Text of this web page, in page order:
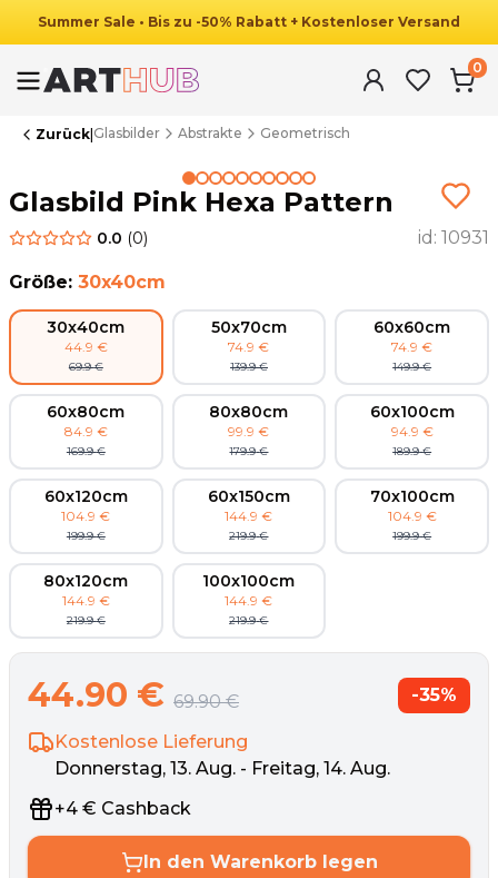
Summer Sale • Bis zu -50% Rabatt + Kostenloser Versand
0
Zurück Glasbilder Abstrakte Geometrisch
Glasbild Pink Hexa Pattern
0.0 (0) id: 10931
Größe: 30x40cm
30x40cm
44.9 €
69.9 €
50x70cm
74.9 €
139.9 €
60x60cm
74.9 €
149.9 €
60x80cm
84.9 €
169.9 €
80x80cm
99.9 €
179.9 €
60x100cm
94.9 €
189.9 €
60x120cm
104.9 €
199.9 €
60x150cm
144.9 €
219.9 €
70x100cm
104.9 €
199.9 €
80x120cm
144.9 €
219.9 €
100x100cm
144.9 €
219.9 €
44.90 € 69.90 € -35%
Kostenlose Lieferung
Donnerstag, 13. Aug. - Freitag, 14. Aug.
+4 € Cashback
In den Warenkorb legen